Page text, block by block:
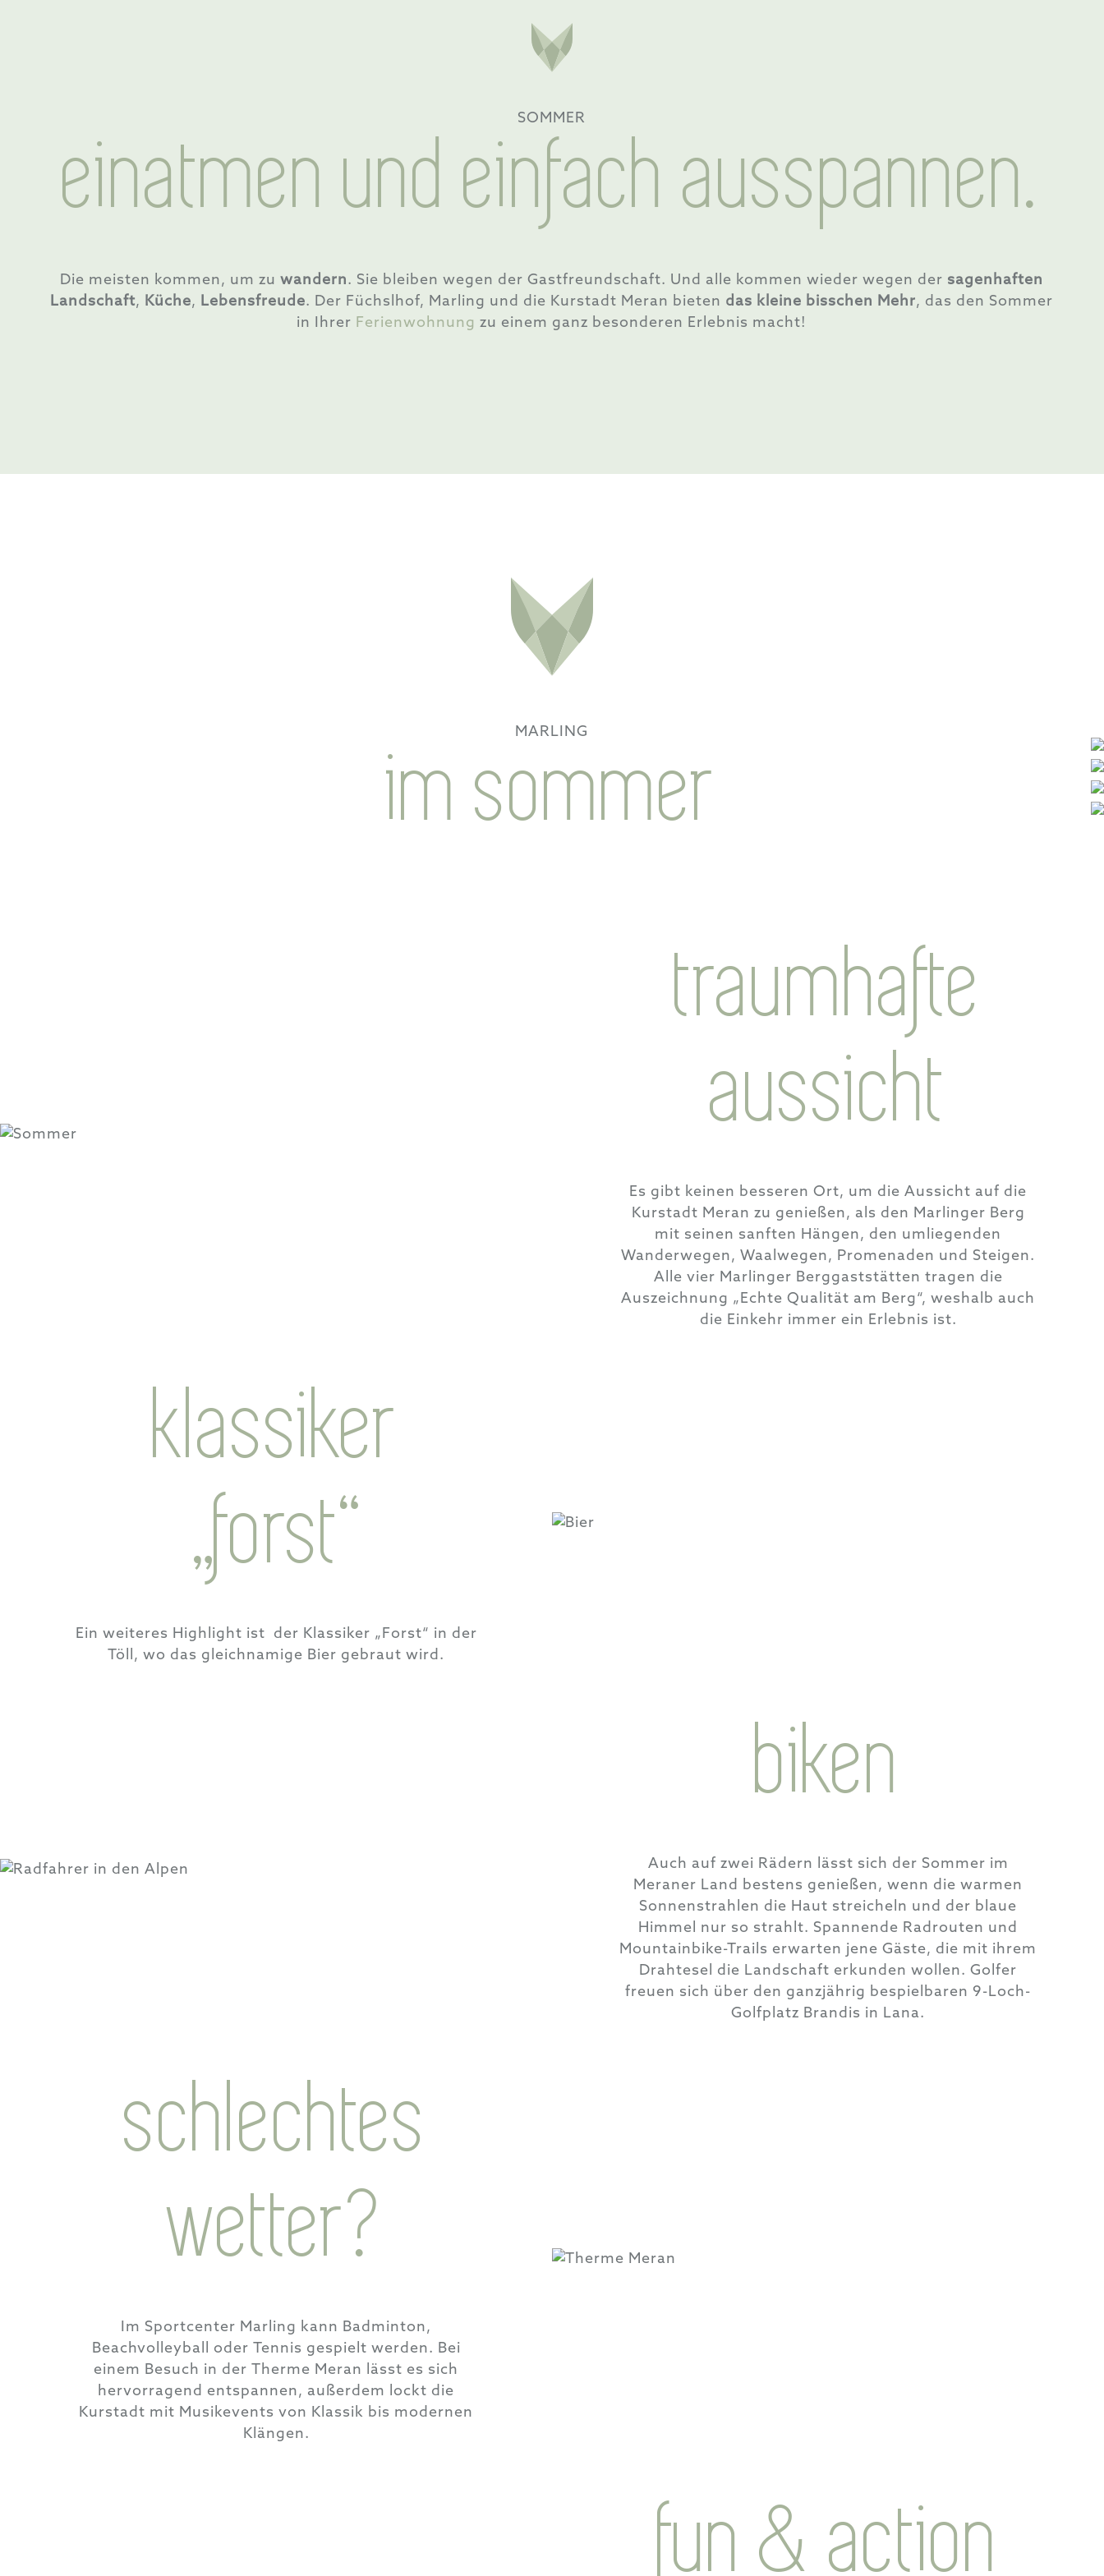
SOMMER
einatmen und einfach ausspannen.
Die meisten kommen, um zuwandern. Sie bleiben wegen der Gastfreundschaft. Und alle kommen wieder wegen der sagenhaften
Landschaft, Küche, Lebensfreude. Der Füchslhof, Marling und die Kurstadt Meran bieten das kleine bisschen Mehr, das den Sommer
in Ihrer Ferienwohnung zu einem ganz besonderen Erlebnis macht!
MARLING
im sommer
traumhafte
aussicht
Es gibt keinen besseren Ort, um die Aussicht auf die
Kurstadt Meran zu genießen, als den Marlinger Berg
mit seinen sanften Hängen, den umliegenden
Wanderwegen, Waalwegen, Promenaden und Steigen.
Alle vier Marlinger Berggaststätten tragen die
Auszeichnung „Echte Qualität am Berg“, weshalb auch
die Einkehr immer ein Erlebnis ist.
klassiker
„forst“
Ein weiteres Highlight ist der Klassiker „Forst“ in der
Töll, wo das gleichnamige Bier gebraut wird.
biken
Auch auf zwei Rädern lässt sich der Sommer im
Meraner Land bestens genießen, wenn die warmen
Sonnenstrahlen die Haut streicheln und der blaue
Himmel nur so strahlt. Spannende Radrouten und
Mountainbike-Trails erwarten jene Gäste, die mit ihrem
Drahtesel die Landschaft erkunden wollen. Golfer
freuen sich über den ganzjährig bespielbaren 9-Loch-
Golfplatz Brandis in Lana.
schlechtes
wetter?
Im Sportcenter Marling kann Badminton,
Beachvolleyball oder Tennis gespielt werden. Bei
einem Besuch in der Therme Meran lässt es sich
hervorragend entspannen, außerdem lockt die
Kurstadt mit Musikevents von Klassik bis modernen
Klängen.
fun & action